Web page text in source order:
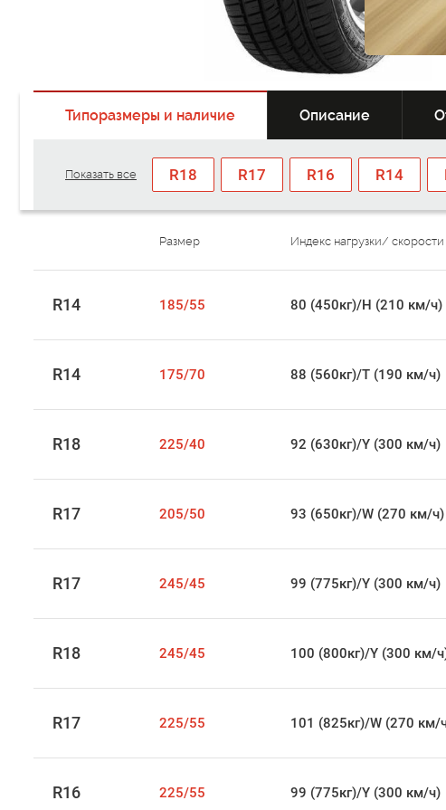
Типоразмеры и наличие Описание
Показать все R18 R17 R16 R14
Размер Индекс нагрузки/ скорости
R14 185/55 80 (450кг)/H (210 км/ч)
R14 175/70 88 (560кг)/T (190 км/ч)
R18 225/40 92 (630кг)/Y (300 км/ч)
R17 205/50 93 (650кг)/W (270 км/ч)
R17 245/45 99 (775кг)/Y (300 км/ч)
R18 245/45 100 (800кг)/Y (300 км/
R17 225/55 101 (825кг)/W (270 км/
R16 225/55 99 (775кг)/Y (300 км/ч)